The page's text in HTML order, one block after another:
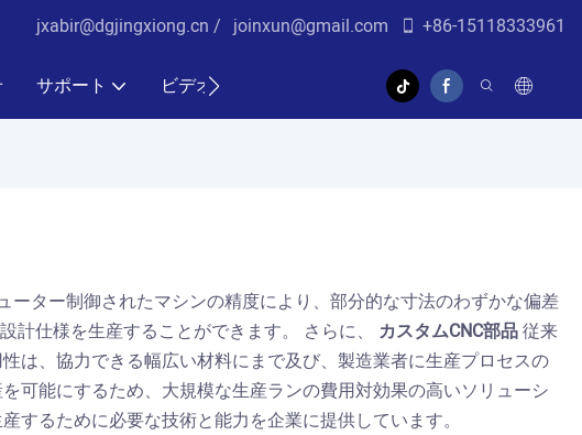
jxabir@dgjingxiong.cn / joinxun@gmail.com +86-15118333961
サポート ビデオ
ター制御されたマシンの精度により、部分的な寸法のわずかな偏差
仕様を生産することができます。 さらに、 カスタムCNC部品従来
は、協力できる幅広い材料にまで及び、製造業者に生産プロセスの
可能にするため、大規模な生産ランの費用対効果の高いソリューシ
するために必要な技術と能力を企業に提供しています。